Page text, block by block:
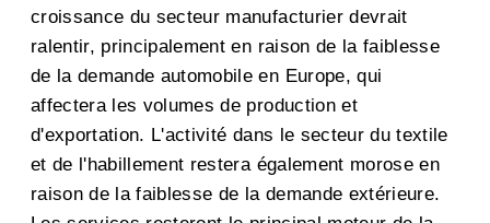
croissance du secteur manufacturier devrait
ralentir, principalement en raison de la faiblesse
de la demande automobile en Europe, qui
affectera les volumes de production et
d'exportation. L'activité dans le secteur du textile
et de l'habillement restera également morose en
raison de la faiblesse de la demande extérieure.